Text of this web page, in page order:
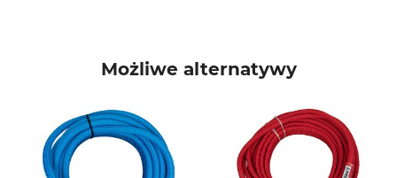
Możliwe alternatywy